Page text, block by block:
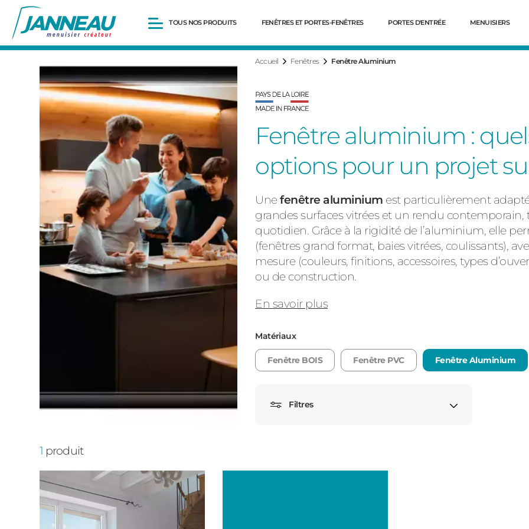
TOUS NOS PRODUITS
Fenêtres et Portes-fenêtres
Baies vitrées
Portes d’entrée
Volets roulants
Portails et portillons
Clôtures
FENÊTRES ET PORTES-FENÊTRES PORTES D'ENTRÉE MENUISIERS
Accueil Fenêtres Fenêtre Aluminium
Fenêtre aluminium :
options pour un projet
Unefenêtre aluminium est particulièrement
grandes surfaces vitrées et un rendu
quotidien. Grâce à la rigidité de l’aluminium, elle
(fenêtres grand format, baies vitrées, coulissants),
mesure (couleurs, finitions, accessoires, types
ou de construction.
En savoir plus
Matériaux
Fenêtre BOIS Fenêtre PVC Fenêtre Aluminium
Filtres
1 produit